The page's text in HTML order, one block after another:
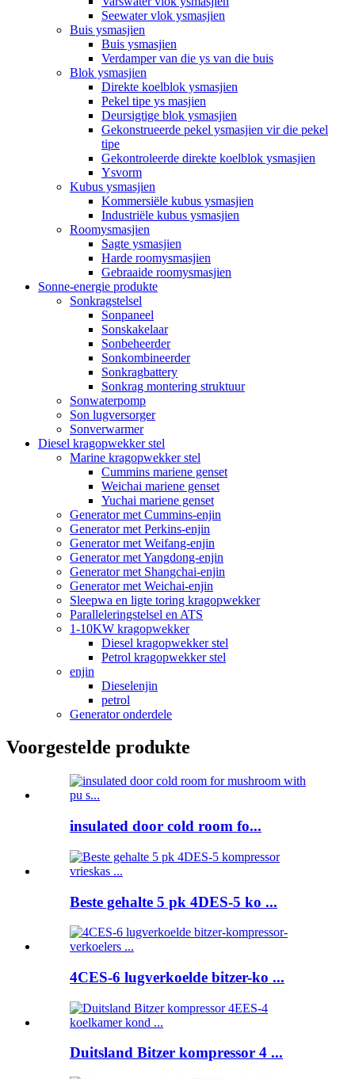
Seewater vlok ysmasjien
Buis ysmasjien
Buis ysmasjien
Verdamper van die ys van die buis
Blok ysmasjien
Direkte koelblok ysmasjien
Pekel tipe ys masjien
Deursigtige blok ysmasjien
Gekonstrueerde pekel ysmasjien vir die pekel
tipe
Gekontroleerde direkte koelblok ysmasjien
Ysvorm
Kubus ysmasjien
Kommersiële kubus ysmasjien
Industriële kubus ysmasjien
Roomysmasjien
Sagte ysmasjien
Harde roomysmasjien
Gebraaide roomysmasjien
Sonne-energie produkte
Sonkragstelsel
Sonpaneel
Sonskakelaar
Sonbeheerder
Sonkombineerder
Sonkragbattery
Sonkrag montering struktuur
Sonwaterpomp
Son lugversorger
Sonverwarmer
Diesel kragopwekker stel
Marine kragopwekker stel
Cummins mariene genset
Weichai mariene genset
Yuchai mariene genset
Generator met Cummins-enjin
Generator met Perkins-enjin
Generator met Weifang-enjin
Generator met Yangdong-enjin
Generator met Shangchai-enjin
Generator met Weichai-enjin
Sleepwa en ligte toring kragopwekker
Paralleleringstelsel en ATS
1-10KW kragopwekker
Diesel kragopwekker stel
Petrol kragopwekker stel
enjin
Dieselenjin
petrol
Generator onderdele
Voorgestelde produkte
insulated door cold room fo...
Beste gehalte 5 pk 4DES-5 ko ...
4CES-6 lugverkoelde bitzer-ko ...
Duitsland Bitzer kompressor 4 ...